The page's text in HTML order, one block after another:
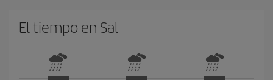
El tiempo en Sal